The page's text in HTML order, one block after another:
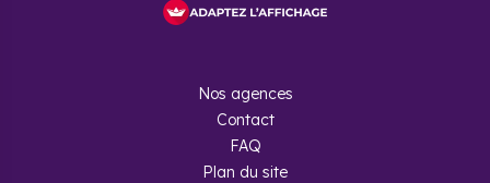
Nos agences
Contact
FAQ
Plan du site